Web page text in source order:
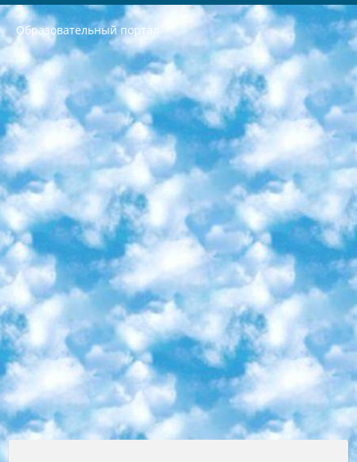
Образовательный портал
РЕСПУБЛИКА УЗБЕКИСТАН МИНИСТРЕРСТВО ДОШКОЛЬНОГО И ШКОЛЬНОГО ОБРАЗОВАНИЯ КОМАНДА в общеобразовательных учреждениях в 2023-2024 учебном году организация и проведение итоговой государственной аттестации обучающихся о Министра дошкольного и школьного образования Республики Узбекистан от 4 марта 2008 года (постановлением Минюста от 20 марта 2008 года № 1778 государственной регистрации) «Итоговое состояние учащихся общего среднего образования на основании положения об утверждении положения об аттестации общего среднего образования выпускной экзамен студентов в образовательных учреждениях в 2023-2024 учебном году В целях организации и прохождения аттестации приказываю: 1. Следующее: перечень предметов, по которым будет проводиться итоговая государственная аттестация и экзамен формы перевода согласно приложению 1; сертификаты международного образца, оценивающие уровень владения иностранными языками перечень согласно приложению 2; 2. Педагогический при специализированных образовательных учреждениях. научно-практический центр квалификации и международной оценки (Д.Давидова) 2024 г. До 25 марта: задания по предметам, по которым будет проводиться итоговая аттестация разработка и утверждение технических условий; итоговая аттестация на основании разработанного предметного задания разработка вопросов по предметам (устно и письменно), экзамен передача; общеобразовательные средние школы и специальные учебные заведения учащиеся выпускных классов школ и интернатов в агентской системе подготовка базы данных экзаменационных материалов и критериев оценки; перевод базы экзаменационных материалов на все языки обучения подать в Республиканский образовательный центр для изготовления; варианты экзаменов на основе разработанных контрольных материалов пусть будут поставлены задачи формирования. 3. Республиканский образовательный центр (Ш.Худайкулов) до 5 апреля 2024 года. до: база данных предоставленных экзаменационных материалов на все языки обучения перевод и экспертиза; для слепых, слабовидящих, глухих, слабослышащих и умственно отсталых детей учащиеся выпускных классов специализированных школ и школ-интернатов база данных экзаменационных материалов на всех преподаваемых языках подготовка критериев оценки; специализированные школы для умственно отсталых детей и технологии для учащихся выпускных классов школ-интернатов разработка соответствующих рекомендаций и критериев проведения ЕГЭ по естествознанию давать задания. 4. Педагогический при специализированных образовательных учреждениях. Научно-практический центр навыков и международной оценки (Д.Давидова), Республика образовательный центр (Худайкулов Ш.) итоговый государственный аттестационный экзамен ориентирован на творческое и логическое мышление при подготовке базы материалов учитывать введение заданий. 5. Следует отметить, что: сертификат государственного образца о знании общеобразовательного предмета и как минимум национальный уровень B1 по предметам на иностранных языках, указанным в Приложении 2. или международно признанный сертификат эквивалентного уровня студенты, изучающие определенный предмет, освобождаются от экзамена; по соответствующим предметам запланирована итоговая государственная аттестация за день до дня, путем жеребьевки Рабочей группой (в письменной форме по предметам, проводимым в форме) из числа сформированных вариантов выбрано 2 варианта; 2 выбранных варианта экзамена анонсированы на официальном сайте министерства и все выпускники по всей стране на основе этих вариантов проводит итоговую государственную аттестацию. 6. Государственное образование учащихся средних общеобразовательных учреждений. знания в соответствии с квалификационными требованиями, которые необходимо приобрести на основании стандартов итоговый (выпускной) контроль для 9 и 11 классов в целях тестирования Экзамены (далее – экзамены) состоят из предметов, перечисленных в приложении 1. будет сделано. 7. Экзамены пройдут с 26 мая по 15 июня 2024 г. (кроме науки физического воспитания). 8. Физическая для учащихся 9 классов общесредних образовательных учреждений. Экзамены по предмету «Образование, квалификация медицина» 1-6 мая 2024 года. сотрудники перевести под присмотр (с отклонениями в физическом или умственном развитии) специализированная школа для детей, школы-интернаты и со сколиозом школы-интернаты санаторного типа для больных детей исключены). 9. Он был слепым, слабовидящим и имел нарушения опорно-двигательного аппарата. экзамены в специализированных школах и интернатах для детей должны проводиться исходя из требований, предъявляемых к общеобразовательным учреждениям (физкультура кроме науки). 10. Специализированная школа для глухих и слабослышащих детей. и экзамены в интернатах и быть реализован в виде письменного теста по математике. 11. Специальность для умственно отсталых детей. Для 9 класса Родной язык и литературное письмо Государственный язык (язык обучения – узбекский). для неклассов) написано Математическое письмо Письменная/устная история Узбекистана Физическое воспитание практично Итоговый контроль Для 11 класса Написание родного языка и литературы (эссе) Математическое письмо Узбекский язык (обучение на узбекском языке) не посещающее общее среднее образование для учреждений)/Образовательное учреждение выбор письменный и устный Иностранный язык письменный/устный Письменная/устная история Узбекистана *По выбору студента:  Химия  Физика  Основы государственного права  География 10 бесплатных образовательных ресурсов - Мы составили подборку онлайн-проектов с интерактивными упражнениями, видеолекциями и статьями. Они помогут вам обрести новые и освежить старые знания бесплатно. 1. «ИНТУИТ» Старейшая образовательная площадка Рунета. Здесь вы найдёте сотни текстовых и видеокурсов на десятки различных тем — от программирования до психологии. Многие курсы подготовлены российскими университетами и крупными международными компаниями вроде Intel и Microsoft. Самостоятельное обучение бесплатное, но желающие могут оплатить услуги персональных наставников. 2. «Смартия» знакомит с актуальными профессиями и подсказывает, как им обучаться. Выбрав заинтересовавшую вас специальность — SMM-специалист, фотограф, веб-дизайнер или другую, — увидите список необходимых для неё умений. Чтобы вы могли освоить их самостоятельно, для каждого умения площадка отображает подборку ссылок на учебные материалы. Хотя «Смартия» ориентируется на русскоязычную аудиторию, часть контента всё же доступна только на английском. 3. «Лекторий Физтеха» Проект Московского физико-технического института (Физтеха). С его помощью вы можете смотреть онлайн серии лекций, записанные на видео в этом вузе. В числе доступных предметов — физика, биология, химия, информационные технологии и другие. К некоторым лекциям администрация ресурса прилагает готовые конспекты, которые можно скачивать в PDF-формате. 4. ITMOcourses Онлайн-площадка Санкт-Петербургского национального исследовательского университета информационных технологий, механики и оптики (ИТМО). Ресурс предоставляет свободный доступ к курсам, разработанным в этом вузе. Каталог материалов разбит на четыре категории: «Оптические системы и технологии», «Приборостроение и робототехника», «Информационные технологии» и «Биотехнологии». Курсы состоят из видеолекций, интерактивных демонстраций и заданий. 5. «КиберЛенинка» Электронная научная библиотека открытого доступа. Каталог площадки регулярно обрастает текстами статей из различных научных изданий. Сгруппированные по журналам и рубрикам публикации можно читать онлайн или скачивать целиком в PDF-формате. Проект нацелен на популяризацию науки за счёт открытого доступа к качественной информации. 6. «ПостНаука» На этом ресурсе публикуют подборки видеолекций, составленные экспертами из разных отраслей и объединённые общими темами. Среди них, к примеру, есть серии «Биоинформатика и геномика», «Культура средневековой Скандинавии» и Cinema Studies о теории кино. Каждая подборка лекций — логически связанная история, рассказанная экспертом от первого лица. Кроме того, на сайте появляются научно-образовательные статьи и тесты на разные темы. 7. «Newочём» Команда проекта «Newочём» отбирает самые интересные тексты из англоязычных СМИ и переводит те из них, за которые голосуют участники сообщества «ВКонтакте». По большей части это научно-популярные статьи. Редакторы придумывают лишь заголовки, в остальном содержание переводов соответствует оригиналам. Полные тексты можно читать прямо в социальной сети. 8. InternetUrok Онлайн-база материалов по основным дисциплинам школьной программы. Информация на сайте структурирована по классам, предметам и темам (урокам). Каждый урок состоит из видеолекций и конспектов. Есть также интерактивные тренажёры и тесты для закрепления пройденного материала. Даже если вы давно окончили школу, возможность повторить программу старших классов всегда может пригодиться. 9. Edutainme Ещё один ресурс об образовании. В отличие от Newtonew, как мне кажется, Edutainme больше ориентируется на представителей индустрии: педагогов, предпринимателей, разработчиков образовательных проектов. Но и любой, кто просто стремится к саморазвитию, найдёт на сайте много полезного и интересного для себя. Например, информацию о новых курсах и образовательных сервисах. 10. Newtonew Онлайн-медиа об образовании и обучении в широком смысле. Авторы Newtonew пишут об инструментах, заведениях, тактиках и стратегиях, которые помогают учить других и получать новые знания самостоятельно. На этой площадке вы найдёте новости, обзоры, аналитические мат